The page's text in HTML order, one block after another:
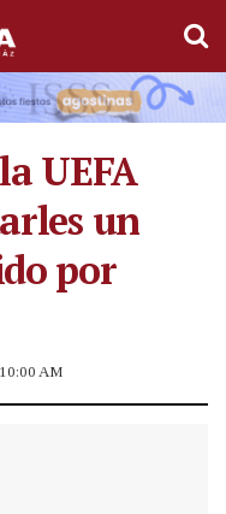
UEFA
un
por
AM